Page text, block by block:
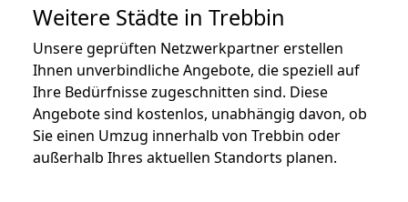
Weitere Städte in Trebbin
Unsere geprüften Netzwerkpartner erstellen
Ihnen unverbindliche Angebote, die speziell auf
Ihre Bedürfnisse zugeschnitten sind. Diese
Angebote sind kostenlos, unabhängig davon, ob
Sie einen Umzug innerhalb von Trebbin oder
außerhalb Ihres aktuellen Standorts planen.